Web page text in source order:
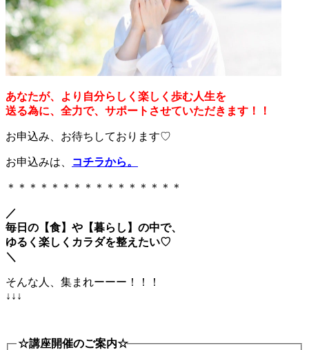
あなたが、より自分らしく楽しく歩む人生を
送る為に、全力で、サポートさせていただきます！！
お申込み、お待ちしております♡
お申込みは、 コチラから。
＊＊＊＊＊＊＊＊＊＊＊＊＊＊＊＊
／
毎日の【食】や【暮らし】の中で、
ゆるく楽しくカラダを整えたい♡
＼
そんな人、集まれーーー！！！
↓↓↓
☆講座開催のご案内☆